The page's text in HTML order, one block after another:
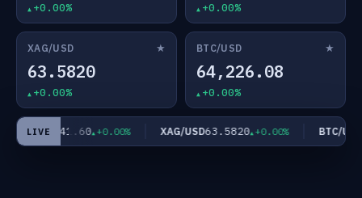
+0.00% +0.00%
XAG/USD ★
63.5820
+0.00%
BTC/USD ★
64,226.08
+0.00%
LIVE
USD4,341.60 +0.00% XAG/USD63.5820 +0.00% BTC/USD